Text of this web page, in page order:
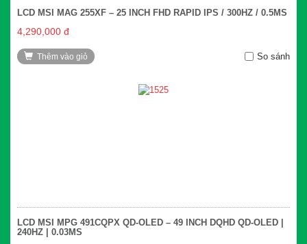
LCD MSI MAG 255XF – 25 INCH FHD RAPID IPS / 300HZ / 0.5MS
4,290,000 đ
Thêm vào giỏ So sánh
LCD MSI MPG 491CQPX QD-OLED – 49 INCH DQHD QD-OLED |
240HZ | 0.03MS